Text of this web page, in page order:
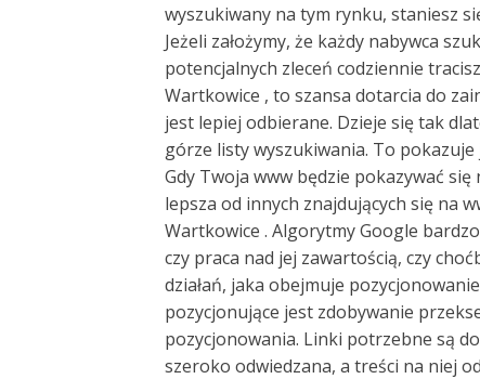
wyszukiwany na tym rynku, staniesz
Jeżeli założymy, że każdy nabywca
potencjalnych zleceń codziennie
Wartkowice , to szansa dotarcia do
jest lepiej odbierane. Dzieje się tak
górze listy wyszukiwania. To
Gdy Twoja www będzie pokazywać
lepsza od innych znajdujących się na
Wartkowice . Algorytmy Google
czy praca nad jej zawartością, czy
działań, jaka obejmuje
pozycjonujące jest zdobywanie
pozycjonowania. Linki potrzebne są
szeroko odwiedzana, a treści na niej